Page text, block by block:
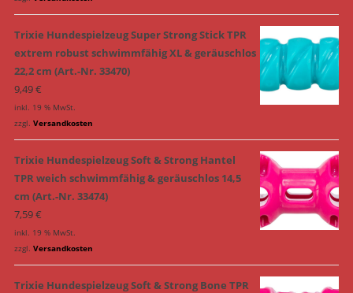
Trixie Hundespielzeug Super Strong Stick TPR
extrem robust schwimmfähig XL & geräuschlos
22,2 cm (Art.-Nr. 33470)
9,49€
inkl. 19 % MwSt.
zzgl. Versandkosten
Trixie Hundespielzeug Soft & Strong Hantel
TPR weich schwimmfähig & geräuschlos 14,5
cm (Art.-Nr. 33474)
7,59€
inkl. 19 % MwSt.
zzgl. Versandkosten
Trixie Hundespielzeug Soft & Strong Bone TPR